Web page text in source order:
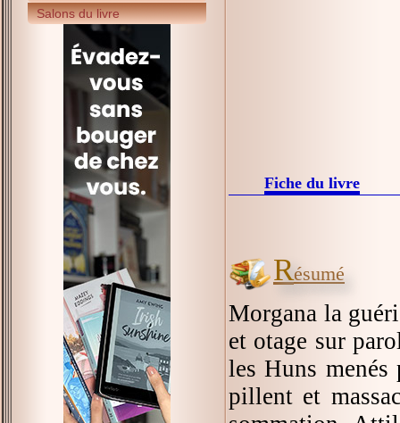
Salons du livre
Fiche du livre
Résumé
Morgana la
et otage sur
les Huns
pillent et